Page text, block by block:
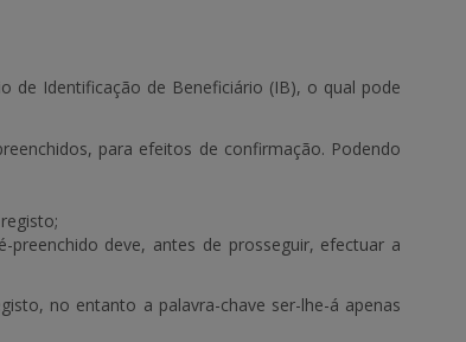
de Identificação de Beneficiário (IB), o qual pode
para efeitos de confirmação. Podendo
deve, antes de prosseguir, efectuar a
no entanto a palavra-chave ser-lhe-á apenas